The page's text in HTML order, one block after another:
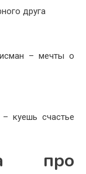
друга
– мечты о
– куешь счастье
про